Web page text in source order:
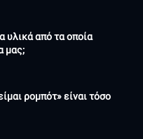
υλικά από τα οποία
μας;
ρομπότ» είναι τόσο